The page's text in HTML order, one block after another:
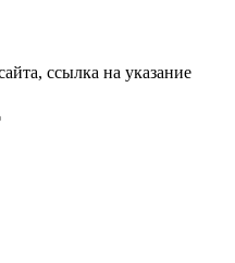
ссылка на указание